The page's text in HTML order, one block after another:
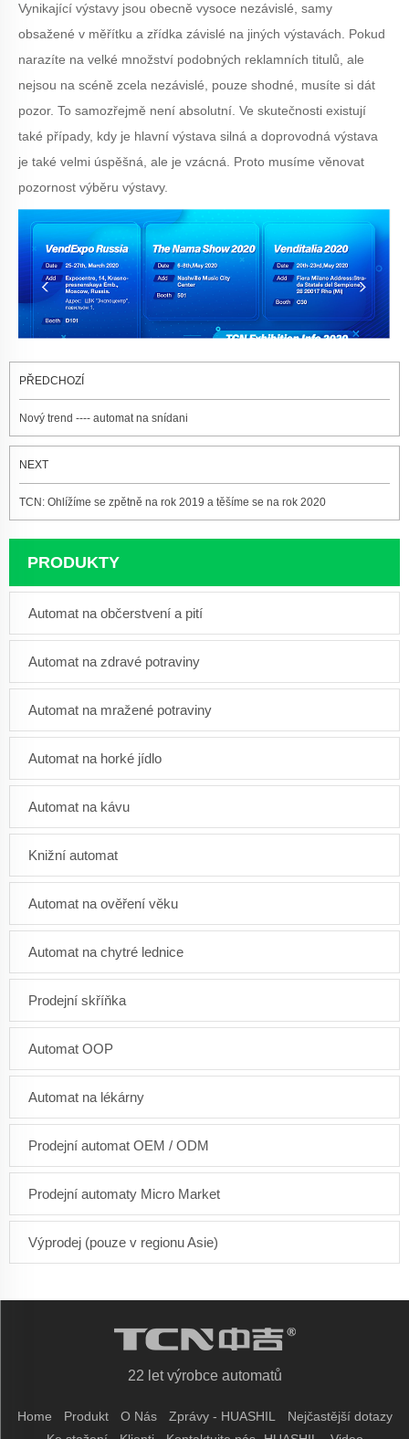
Vynikající výstavy jsou obecně vysoce nezávislé, samy
obsažené v měřítku a zřídka závislé na jiných výstavách. Pokud
narazíte na velké množství podobných reklamních titulů, ale
nejsou na scéně zcela nezávislé, pouze shodné, musíte si dát
pozor. To samozřejmě není absolutní. Ve skutečnosti existují
také případy, kdy je hlavní výstava silná a doprovodná výstava
je také velmi úspěšná, ale je vzácná. Proto musíme věnovat
pozornost výběru výstavy.
PŘEDCHOZÍ
Nový trend ---- automat na snídani
NEXT
TCN: Ohlížíme se zpětně na rok 2019 a těšíme se na rok 2020
PRODUKTY
Automat na občerstvení a pití
Automat na zdravé potraviny
Automat na mražené potraviny
Automat na horké jídlo
Automat na kávu
Knižní automat
Automat na ověření věku
Automat na chytré lednice
Prodejní skříňka
Automat OOP
Automat na lékárny
Prodejní automat OEM / ODM
Prodejní automaty Micro Market
Výprodej (pouze v regionu Asie)
22 let výrobce automatů
Home Produkt O Nás Zprávy - HUASHIL
Nejčastější dotazy